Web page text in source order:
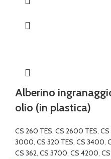
Alberino
olio (in plastica)
CS 260 TES, CS 2600 TES,
3000, CS 320 TES, CS 3400,
CS 362, CS 3700, CS 4200,